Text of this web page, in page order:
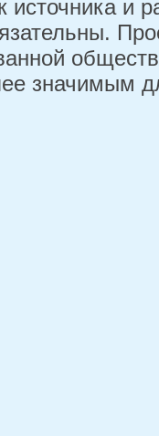
источника и
значимым